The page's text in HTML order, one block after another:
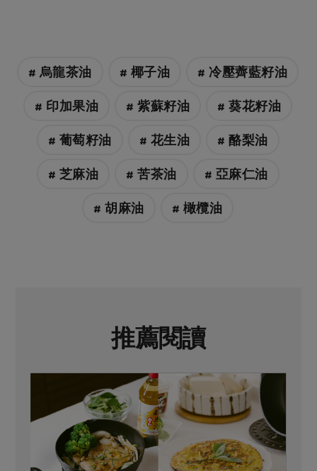
# 烏龍茶油 # 椰子油 # 冷壓薺藍籽油
# 印加果油 # 紫蘇籽油 # 葵花籽油
# 葡萄籽油 # 花生油 # 酪梨油
# 芝麻油 # 苦茶油 # 亞麻仁油
# 胡麻油 # 橄欖油
推薦閱讀